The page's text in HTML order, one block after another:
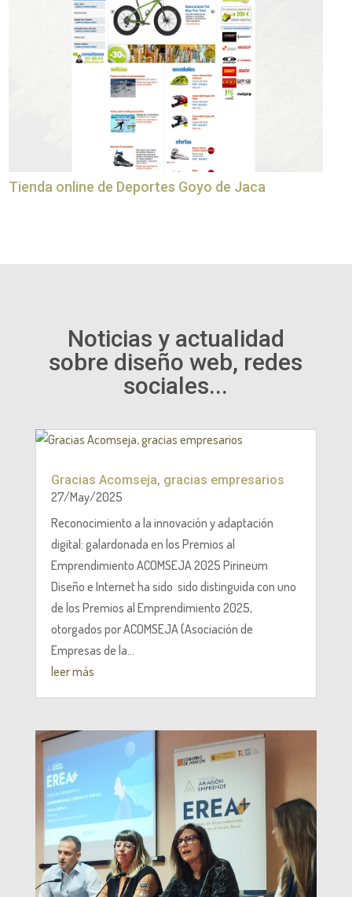
Tienda online de Deportes Goyo de Jaca
Noticias y actualidad
sobre diseño web, redes
sociales...
Gracias Acomseja, gracias empresarios
27/May/2025
Reconocimiento a la innovación y adaptación
digital: galardonada en los Premios al
Emprendimiento ACOMSEJA 2025 Pirineum
Diseño e Internet ha sido sido distinguida con uno
de los Premios al Emprendimiento 2025,
otorgados por ACOMSEJA (Asociación de
Empresas de la...
leer más